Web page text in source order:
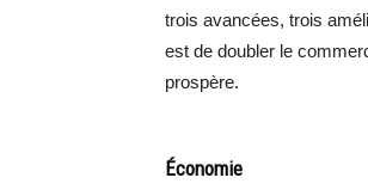
trois avancées, trois
est de doubler le
prospère.
Économie